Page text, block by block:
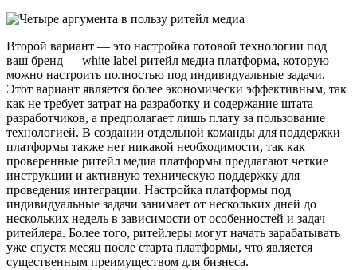
Второй вариант — это настройка готовой технологии под
ваш бренд — white label ритейл медиа платформа, которую
можно настроить полностью под индивидуальные задачи.
Этот вариант является более экономически эффективным, так
как не требует затрат на разработку и содержание штата
разработчиков, а предполагает лишь плату за пользование
технологией. В создании отдельной команды для поддержки
платформы также нет никакой необходимости, так как
проверенные ритейл медиа платформы предлагают четкие
инструкции и активную техническую поддержку для
проведения интеграции. Настройка платформы под
индивидуальные задачи занимает от нескольких дней до
нескольких недель в зависимости от особенностей и задач
ритейлера. Более того, ритейлеры могут начать зарабатывать
уже спустя месяц после старта платформы, что является
существенным преимуществом для бизнеса.